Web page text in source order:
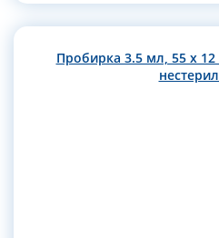
Пробирка 3.5 мл, 55 x